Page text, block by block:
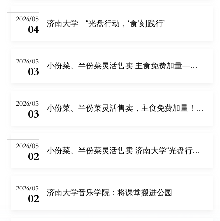
2026/05
04 济南大学：“光盘行动，‘食’刻践行”
2026/05
03 小份菜、半份菜灵活售卖 主食免费加量——济南大学“光盘行动”守护舌尖上的文明
2026/05
03 小份菜、半份菜灵活售卖，主食免费加量！济南大学守护舌尖上的文明
2026/05
02 小份菜、半份菜灵活售卖 济南大学“光盘行动”守护舌尖上的文明
2026/05
02 济南大学音乐学院：将课堂搬进公园